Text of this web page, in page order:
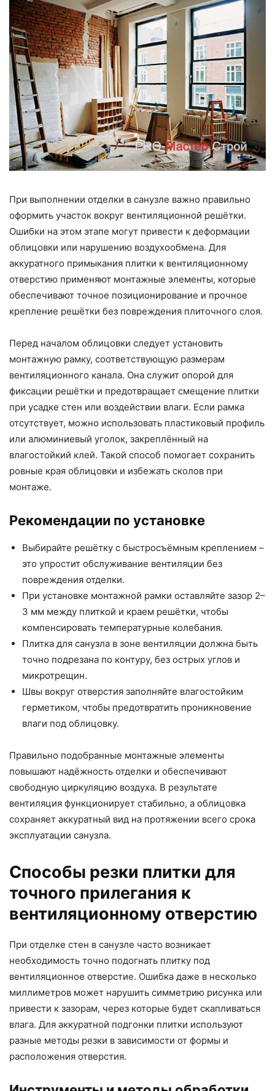
При выполнении отделки в санузле важно правильно
оформить участок вокруг вентиляционной решётки.
Ошибки на этом этапе могут привести к деформации
облицовки или нарушению воздухообмена. Для
аккуратного примыкания плитки к вентиляционному
отверстию применяют монтажные элементы, которые
обеспечивают точное позиционирование и прочное
крепление решётки без повреждения плиточного слоя.
Перед началом облицовки следует установить
монтажную рамку, соответствующую размерам
вентиляционного канала. Она служит опорой для
фиксации решётки и предотвращает смещение плитки
при усадке стен или воздействии влаги. Если рамка
отсутствует, можно использовать пластиковый профиль
или алюминиевый уголок, закреплённый на
влагостойкий клей. Такой способ помогает сохранить
ровные края облицовки и избежать сколов при
монтаже.
Рекомендации по установке
Выбирайте решётку с быстросъёмным креплением –
это упростит обслуживание вентиляции без
повреждения отделки.
При установке монтажной рамки оставляйте зазор 2–
3 мм между плиткой и краем решётки, чтобы
компенсировать температурные колебания.
Плитка для санузла в зоне вентиляции должна быть
точно подрезана по контуру, без острых углов и
микротрещин.
Швы вокруг отверстия заполняйте влагостойким
герметиком, чтобы предотвратить проникновение
влаги под облицовку.
Правильно подобранные монтажные элементы
повышают надёжность отделки и обеспечивают
свободную циркуляцию воздуха. В результате
вентиляция функционирует стабильно, а облицовка
сохраняет аккуратный вид на протяжении всего срока
эксплуатации санузла.
Способы резки плитки для
точного прилегания к
вентиляционному отверстию
При отделке стен в санузле часто возникает
необходимость точно подогнать плитку под
вентиляционное отверстие. Ошибка даже в несколько
миллиметров может нарушить симметрию рисунка или
привести к зазорам, через которые будет скапливаться
влага. Для аккуратной подгонки плитки используют
разные методы резки в зависимости от формы и
расположения отверстия.